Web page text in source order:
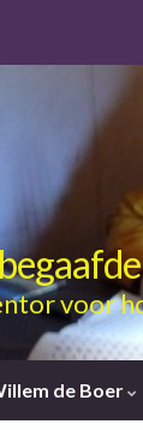
voor
de Boer